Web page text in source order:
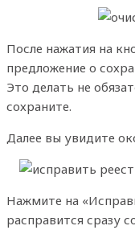
После нажатия на
предложение о
Это делать не
сохраните.
Далее вы увидите
Нажмите на
расправится сразу